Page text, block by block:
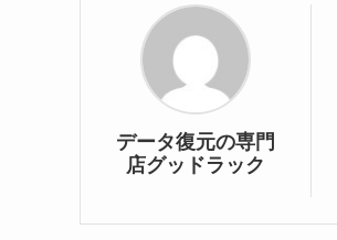
データ復元の専門
店グッドラック